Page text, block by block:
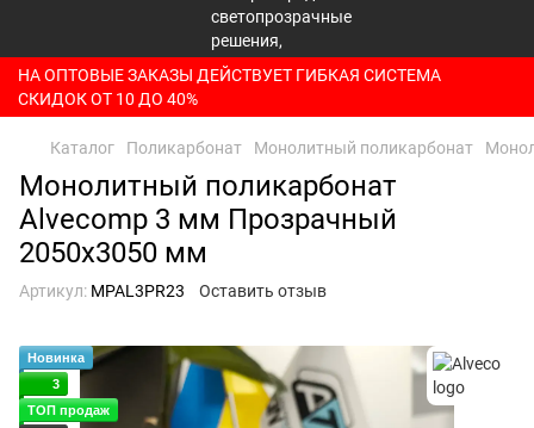
НА ОПТОВЫЕ ЗАКАЗЫ ДЕЙСТВУЕТ ГИБКАЯ СИСТЕМА
СКИДОК ОТ 10 ДО 40%
Каталог Поликарбонат Монолитный поликарбонат
Монолитный поликарбонат
Alvecomp 3 мм Прозрачный
2050x3050 мм
Артикул: MPAL3PR23 Оставить отзыв
Новинка
3
ТОП продаж